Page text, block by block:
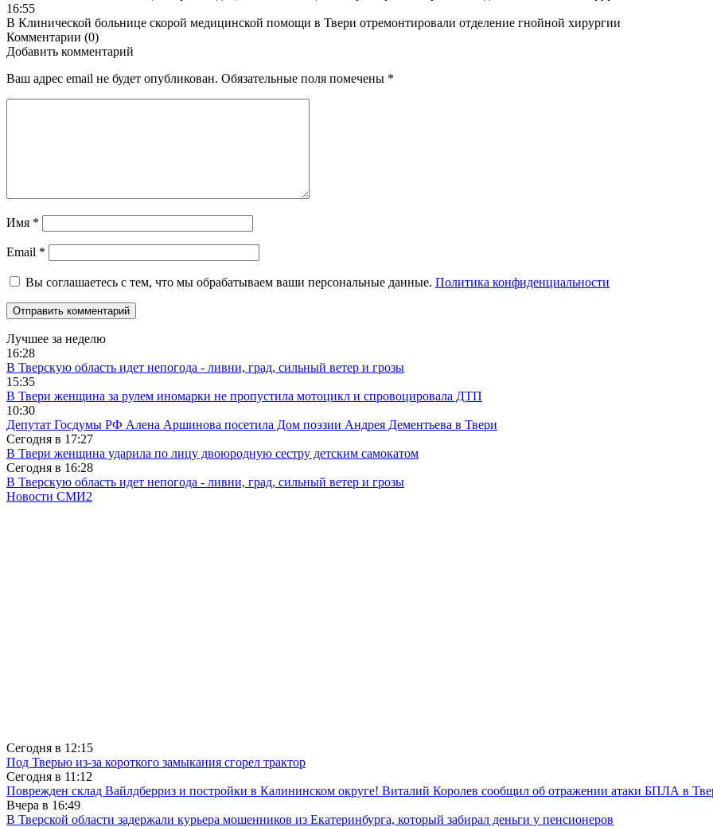
16:55
В Клинической больнице скорой медицинской помощи в Твери отремонтировали отделение гнойной хирургии
Комментарии (0)
Добавить комментарий
Ваш адрес email не будет опубликован. Обязательные поля помечены *
Имя *
Email *
Вы соглашаетесь с тем, что мы обрабатываем ваши персональные данные. Политика конфиденциальности
Лучшее за неделю
16:28
В Тверскую область идет непогода - ливни, град, сильный ветер и грозы
15:35
В Твери женщина за рулем иномарки не пропустила мотоцикл и спровоцировала ДТП
10:30
Депутат Госдумы РФ Алена Аршинова посетила Дом поэзии Андрея Дементьева в Твери
Сегодня в 17:27
В Твери женщина ударила по лицу двоюродную сестру детским самокатом
Сегодня в 16:28
В Тверскую область идет непогода - ливни, град, сильный ветер и грозы
Новости СМИ2
Сегодня в 12:15
Под Тверью из-за короткого замыкания сгорел трактор
Сегодня в 11:12
Поврежден склад Вайлдберриз и постройки в Калининском округе! Виталий Королев сообщил об отражении атаки БПЛА в
Вчера в 16:49
В Тверской области задержали курьера мошенников из Екатеринбурга, который забирал деньги у пенсионеров